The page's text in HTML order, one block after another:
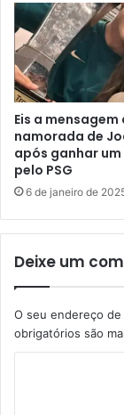
Eis a mensagem
namorada de
após ganhar
pelo PSG
6 de janeiro de
Deixe um
O seu endereço
obrigatórios são